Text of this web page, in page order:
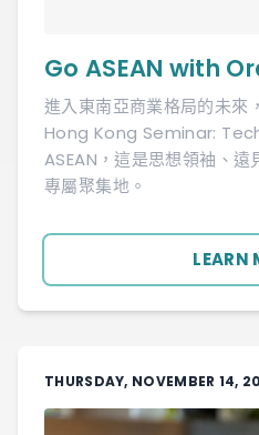
Go ASEAN with
進入東南亞商業格局的未
Hong Kong Seminar:
ASEAN，這是思想領袖、
專屬聚集地。
LEARN
THURSDAY, NOVEMBER 14,